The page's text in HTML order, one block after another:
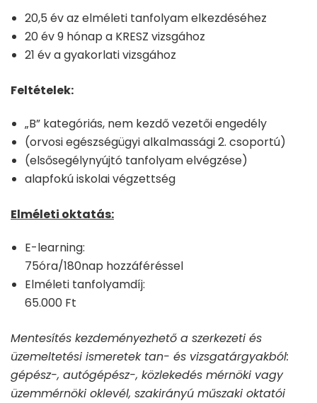
20,5 év az elméleti tanfolyam elkezdéséhez
20 év 9 hónap a KRESZ vizsgához
21 év a gyakorlati vizsgához
Feltételek:
„B” kategóriás, nem kezdő vezetői engedély
(orvosi egészségügyi alkalmassági 2. csoportú)
(elsősegélynyújtó tanfolyam elvégzése)
alapfokú iskolai végzettség
Elméleti oktatás:
E-learning:
75óra/180nap hozzáféréssel
Elméleti tanfolyamdíj:
65.000 Ft
Mentesítés kezdeményezhető a szerkezeti és
üzemeltetési ismeretek tan- és vizsgatárgyakból:
gépész-, autógépész-, közlekedés mérnöki vagy
üzemmérnöki oklevél, szakirányú műszaki oktatói